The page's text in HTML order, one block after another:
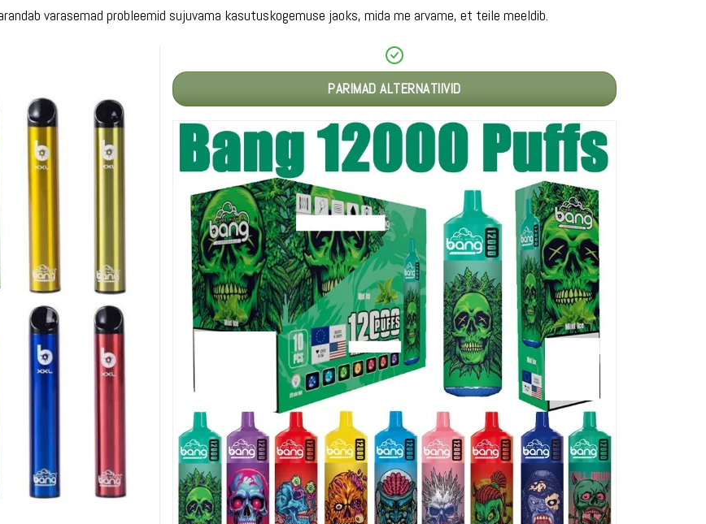
varasemad probleemid sujuvama kasutuskogemuse jaoks, mida me arvame, et teile meeldib.
PARIMAD ALTERNATIIVID